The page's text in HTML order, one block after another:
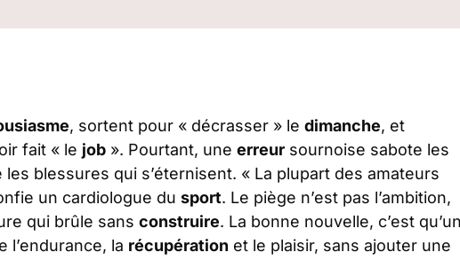
, sortent pour « décrasser » le dimanche, et
fait « le job ». Pourtant, une erreur sournoise sabote les
les blessures qui s’éternisent. « La plupart des amateurs
un cardiologue du sport. Le piège n’est pas l’ambition,
qui brûle sans construire. La bonne nouvelle, c’est
l’endurance, la récupération et le plaisir, sans ajouter une